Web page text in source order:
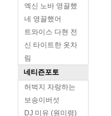
엑신 노바 영끌했
네 영끌했어
트와이스 다현 전
신 타이트한 옷차
림
네티즌포토
허벅지 자랑하는
보송이버섯
DJ 미유 (원미령)